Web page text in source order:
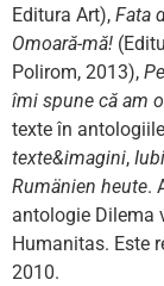
Editura Art), Fata
Omoară-mă!
Polirom, 2013),
îmi spune că am
texte în
texte&imagini,
Rumänien heute.
antologie Dilema
Humanitas. Este
2010.